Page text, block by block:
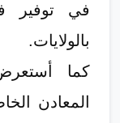
في توفير
بالولايات.
كما
المعادن